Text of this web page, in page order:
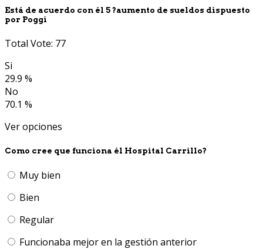
Está de acuerdo con él 5 ?aumento de sueldos dispuesto
por Poggi
Total Vote: 77
Si
29.9 %
No
70.1 %
Ver opciones
Como cree que funciona él Hospital Carrillo?
Muy bien
Bien
Regular
Funcionaba mejor en la gestión anterior